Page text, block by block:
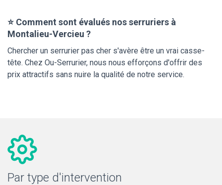
⭐ Comment sont évalués nos serruriers à
Montalieu-Vercieu ?
Chercher un serrurier pas cher s'avère être un vrai casse-
tête. Chez Ou-Serrurier, nous nous efforçons d'offrir des
prix attractifs sans nuire la qualité de notre service.
Par type d'intervention